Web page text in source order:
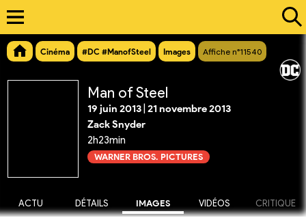
Cinéma #DC #ManofSteel Images Affiche n°11540
Man of Steel
19 juin 2013 21 novembre 2013
Zack Snyder
2h23min
WARNER BROS. PICTURES
ACTU DÉTAILS IMAGES VIDÉOS CRITIQUE